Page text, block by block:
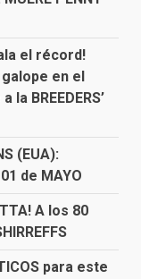
el récord!
en el
la BREEDERS’
(EUA):
de MAYO
A los 80
para este